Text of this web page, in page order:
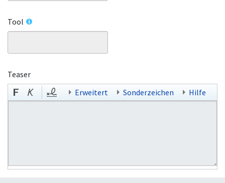
Tool
Teaser
Erweitert
Sonderzeichen Hilfe